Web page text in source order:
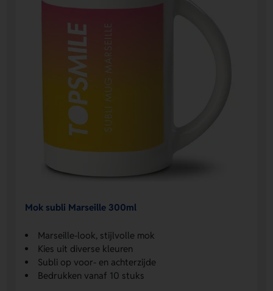
Mok subli Marseille 300ml
Marseille-look, stijlvolle mok
Kies uit diverse kleuren
Subli op voor- en achterzijde
Bedrukken vanaf 10 stuks